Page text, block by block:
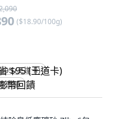
($18.90/100g)
(王道卡)
回饋